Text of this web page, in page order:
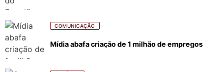
COMUNICAÇÃO
Mídia abafa criação de 1 milhão de empregos